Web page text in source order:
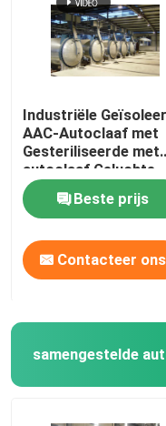
Chemische
Chemische
Olie gestookte
Chemische Kolom
Chemische
Industriële
AAC-Autoclaaf met
Gesteriliseerde met
autoclaaf Geluchte
Concrete Blokasme
norm
Beste prijs
Contacteer ons
samengestelde